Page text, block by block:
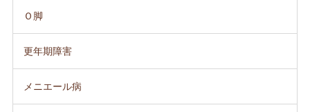
Ｏ脚
更年期障害
メニエール病